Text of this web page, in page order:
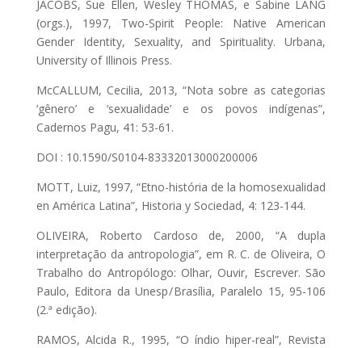
JACOBS, Sue Ellen, Wesley THOMAS, e Sabine LANG
(orgs.), 1997, Two-Spirit People: Native American
Gender Identity, Sexuality, and Spirituality. Urbana,
University of Illinois Press.
McCALLUM, Cecilia, 2013, “Nota sobre as categorias
‘gênero’ e ‘sexualidade’ e os povos indígenas”,
Cadernos Pagu, 41: 53-61.
DOI : 10.1590/S0104-83332013000200006
MOTT, Luiz, 1997, “Etno-história de la homosexualidad
en América Latina”, Historia y Sociedad, 4: 123-144.
OLIVEIRA, Roberto Cardoso de, 2000, “A dupla
interpretação da antropologia”, em R. C. de Oliveira, O
Trabalho do Antropólogo: Olhar, Ouvir, Escrever. São
Paulo, Editora da Unesp / Brasília, Paralelo 15, 95-106
(2.ª edição).
RAMOS, Alcida R., 1995, “O índio hiper-real”, Revista